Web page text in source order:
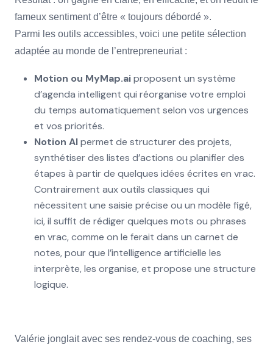
fameux sentiment d’être « toujours débordé ».
Parmi les outils accessibles, voici une petite sélection
adaptée au monde de l’entrepreneuriat :
Motion ou MyMap.aiproposent un système
d’agenda intelligent qui réorganise votre emploi
du temps automatiquement selon vos urgences
et vos priorités.
Notion AIpermet de structurer des projets,
synthétiser des listes d’actions ou planifier des
étapes à partir de quelques idées écrites en vrac.
Contrairement aux outils classiques qui
nécessitent une saisie précise ou un modèle figé,
ici, il suffit de rédiger quelques mots ou phrases
en vrac, comme on le ferait dans un carnet de
notes, pour que l’intelligence artificielle les
interprète, les organise, et propose une structure
logique.
Valérie jonglait avec ses rendez-vous de coaching, ses